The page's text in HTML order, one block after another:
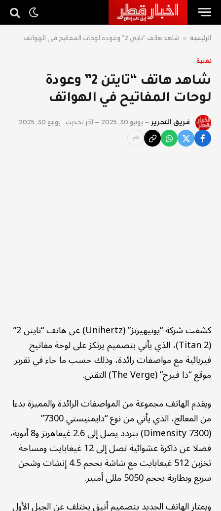
الرئيسية » شاهد هاتف “تايتن 2” وعودة لوحات المفاتيح في الهواتف
تقنية
شاهد هاتف “تايتن 2” وعودة
لوحات المفاتيح في الهواتف
فريق التحرير يونيو 30, 2025 آخر تحديث: يونيو 30, 2025
كشفت شركة “يونيهيرتز” (Unihertz) عن هاتف “تايتن 2”
(Titan 2)، الذي يأتي بتصميم يرتكز على لوحة مفاتيح
فيزيائية مع مواصفات رائدة، وذلك حسب ما جاء في تقرير
موقع “ذا فيرج” (The Verge) التقني.
ويقدم الهاتف مجموعة من المواصفات الرائدة والمميزة بدءا
من المعالج، الذي يأتي من نوع “دايمنيستي 7300”
(Dimensity 7300) بتردد يصل إلى 2.6 غيغاهرتز و8 أنوية،
فضلا عن ذاكرة عشوائية تصل إلى 12 غيغابايت ومساحة
تخزين 512 غيغابايت مع شاشة بحجم 4.5 إنشات وشحن
سريع وبطارية بحجم 5050 مللي أمبير.
ويمتاز الهاتف الجديد بتصميم أنيق يختلف عن الجيل الأول